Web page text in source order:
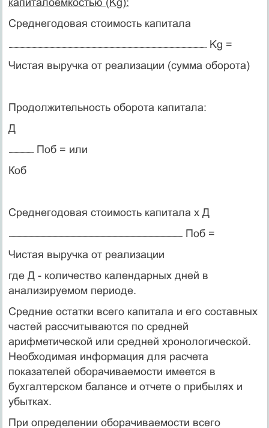
Среднегодовая стоимость капитала
Kg =
Чистая выручка от реализации (сумма оборота)
Продолжительность оборота капитала:
Д
Поб = или
Коб
Среднегодовая стоимость капитала х Д
Поб =
Чистая выручка от реализации
где Д - количество календарных дней в
анализируемом перио­де.
Средние остатки всего капитала и его составных
частей рас­считываются по средней
арифметической или средней хронологической.
Необходимая инфор­мация для расчета
показателей оборачиваемости имеется в
бухгалтерском балансе и отчете о прибылях и
убытках.
При определении оборачиваемости всего